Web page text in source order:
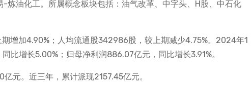
炼油化工。所属概念板块包括：油气改革、中字头、H股、中石化
增加4.90%；人均流通股342986股，较上期减少4.75%。2024年1
比增长5.00%；归母净利润886.07亿元，同比增长3.91%。
元。近三年，累计派现2157.45亿元。